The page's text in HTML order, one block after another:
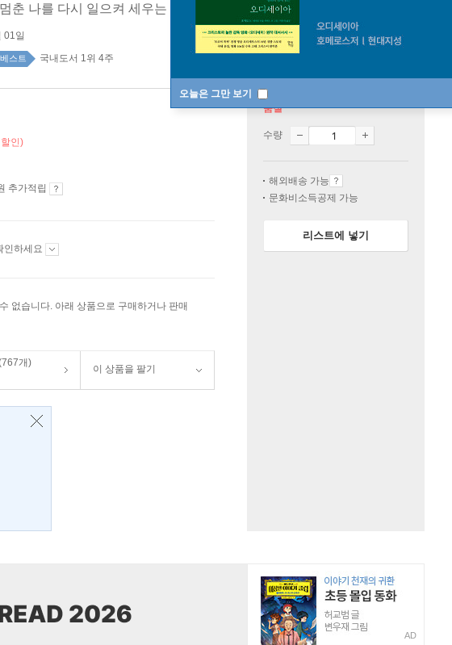
오늘은 그만 보기
춘 나를 다시 일으켜 세우는 법
01일
베스트 국내도서 1위 4주
인)
추가적립
인하세요
없습니다. 아래 상품으로 구매하거나 판매
개)
이 상품을 팔기
품절
수량
해외배송 가능
문화비소득공제 가능
리스트에 넣기
AD